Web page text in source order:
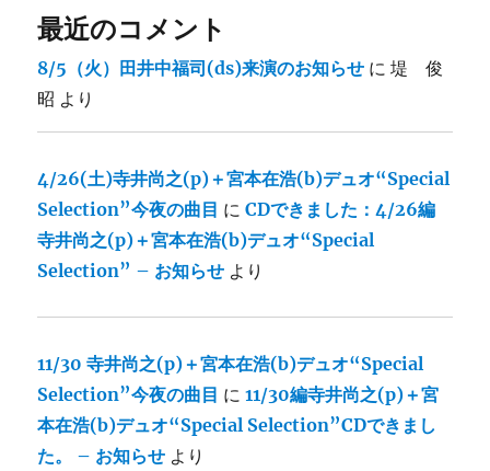
最近のコメント
8/5（火）田井中福司(ds)来演のお知らせ に堤 俊
昭 より
4/26(土)寺井尚之(p)＋宮本在浩(b)デュオ“Special
Selection”今夜の曲目 にCDできました：4/26編
寺井尚之(p)＋宮本在浩(b)デュオ“Special
Selection” – お知らせ より
11/30 寺井尚之(p)＋宮本在浩(b)デュオ“Special
Selection”今夜の曲目 に11/30編寺井尚之(p)＋宮
本在浩(b)デュオ“Special Selection”CDできまし
た。 – お知らせ より